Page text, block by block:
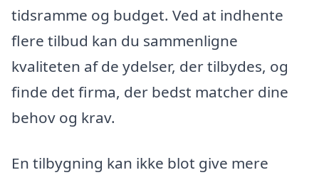
tidsramme og budget. Ved at indhente
flere tilbud kan du sammenligne
kvaliteten af de ydelser, der tilbydes, og
finde det firma, der bedst matcher dine
behov og krav.
En tilbygning kan ikke blot give mere